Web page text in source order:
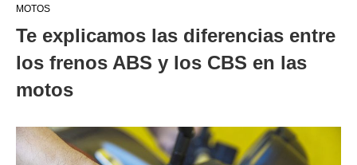
MOTOS
Te explicamos las diferencias entre
los frenos ABS y los CBS en las
motos